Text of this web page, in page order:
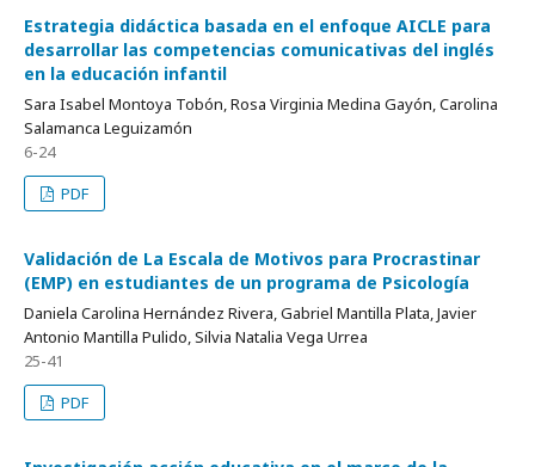
Estrategia didáctica basada en el enfoque AICLE para
desarrollar las competencias comunicativas del inglés
en la educación infantil
Sara Isabel Montoya Tobón, Rosa Virginia Medina Gayón, Carolina
Salamanca Leguizamón
6-24
PDF
Validación de La Escala de Motivos para Procrastinar
(EMP) en estudiantes de un programa de Psicología
Daniela Carolina Hernández Rivera, Gabriel Mantilla Plata, Javier
Antonio Mantilla Pulido, Silvia Natalia Vega Urrea
25-41
PDF